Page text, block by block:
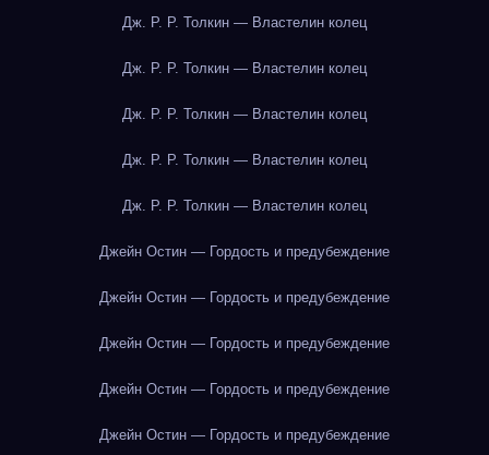
Дж. Р. Р. Толкин — Властелин колец
Дж. Р. Р. Толкин — Властелин колец
Дж. Р. Р. Толкин — Властелин колец
Дж. Р. Р. Толкин — Властелин колец
Дж. Р. Р. Толкин — Властелин колец
Джейн Остин — Гордость и предубеждение
Джейн Остин — Гордость и предубеждение
Джейн Остин — Гордость и предубеждение
Джейн Остин — Гордость и предубеждение
Джейн Остин — Гордость и предубеждение